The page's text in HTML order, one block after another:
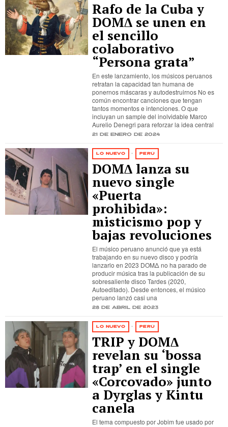
Rafo de la Cuba y
DOMΔ se unen en
el sencillo
colaborativo
“Persona grata”
En este lanzamiento, los músicos peruanos
retratan la capacidad tan humana de
ponernos máscaras y autodestruirnos No es
común encontrar canciones que tengan
tantos momentos e intenciones. O que
incluyan un sample del inolvidable Marco
Aurelio Denegri para reforzar la idea central
21 de enero de 2024
LO NUEVO · PERÚ
DOMΔ lanza su
nuevo single
«Puerta
prohibida»:
misticismo pop y
bajas revoluciones
El músico peruano anunció que ya está
trabajando en su nuevo disco y podría
lanzarlo en 2023 DOMΔ no ha parado de
producir música tras la publicación de su
sobresaliente disco Tardes (2020,
Autoeditado). Desde entonces, el músico
peruano lanzó casi una
28 de abril de 2023
LO NUEVO · PERÚ
TRIP y DOMΔ
revelan su ‘bossa
trap’ en el single
«Corcovado» junto
a Dyrglas y Kintu
canela
El tema compuesto por Jobim fue usado por